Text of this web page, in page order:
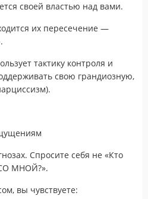
своей властью над вами.
их пересечение —
тактику контроля и
свою грандиозную,
Спросите себя не «Кто
МНОЙ?».
вы чувствуете: